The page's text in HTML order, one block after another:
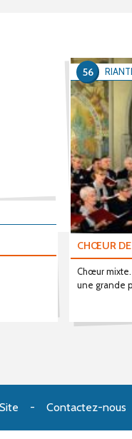
CHŒUR
Chœur
une grande
56
Contactez-nous